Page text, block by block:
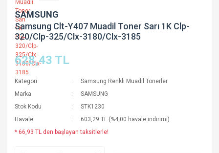
SAMSUNG
Samsung Clt-Y407 Muadil Toner Sarı 1K Clp-
320/Clp-325/Clx-3180/Clx-3185
628,43 TL
Kategori
Samsung Renkli Muadil Tonerler
Marka
SAMSUNG
Stok Kodu
STK1230
Havale
603,29 TL (%4,00 havale indirimi)
* 66,93 TL den başlayan taksitlerle!